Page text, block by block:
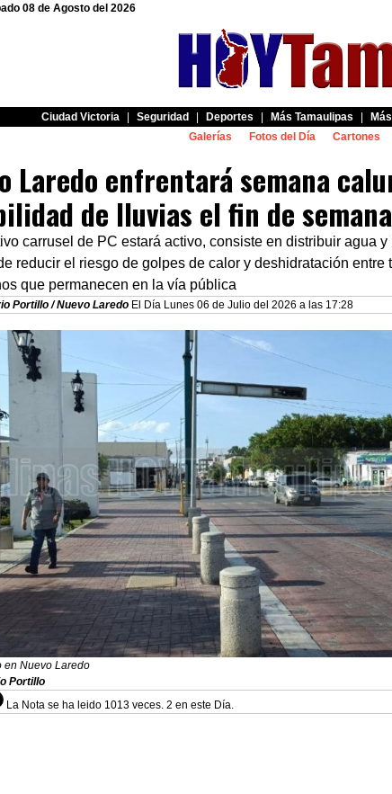
08 de Agosto del 2026
Ciudad Victoria Seguridad Deportes Más Tamaulipas
Galerías
Fotos del Día Cartones
Laredo enfrentará semana
de lluvias el fin de semana
carrusel de PC estará activo, consiste en distribuir agua
reducir el riesgo de golpes de calor y deshidratación entre
que permanecen en la vía pública
Portillo / Nuevo Laredo El Día Lunes 06 de Julio del 2026 a las 17:28
en Nuevo Laredo
Portillo
La Nota se ha leido 1013 veces. 2 en este Día.